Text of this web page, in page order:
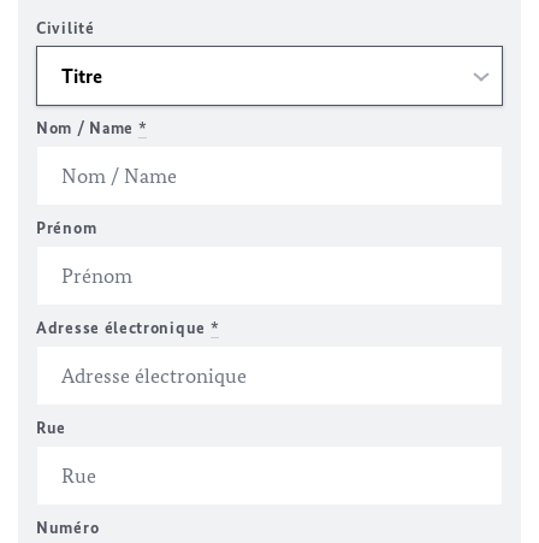
Civilité
Nom / Name *
Prénom
Adresse électronique *
Rue
Numéro